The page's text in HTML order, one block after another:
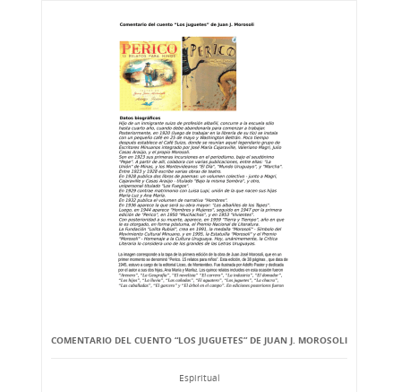
COMENTARIO DEL CUENTO “LOS JUGUETES” DE JUAN J. MOROSOLI
Espiritual